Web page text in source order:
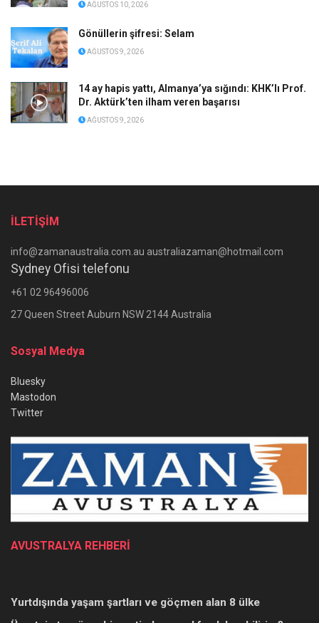
AĞUSTOS 10, 2026
Gönüllerin şifresi: Selam
AĞUSTOS 9, 2026
14 ay hapis yattı, Almanya’ya sığındı: KHK’lı Prof.
Dr. Aktürk’ten ilham veren başarısı
AĞUSTOS 9, 2026
İLETİŞİM
info@zamanaustralia.com.au australiazaman@hotmail.com
Sydney Ofisi telefonu
+61 02 96496006
27 Queen Street Auburn NSW 2144 Australia
Sosyal Medya
Bluesky
Mastodon
Twitter
AVUSTRALYA REHBERİ
Yurtdışında yaşam şartları ve göçmen alan 8 ülke